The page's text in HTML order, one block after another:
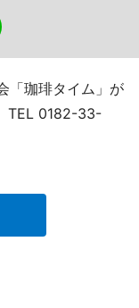
「珈琲タイム」が
TEL 0182-33-